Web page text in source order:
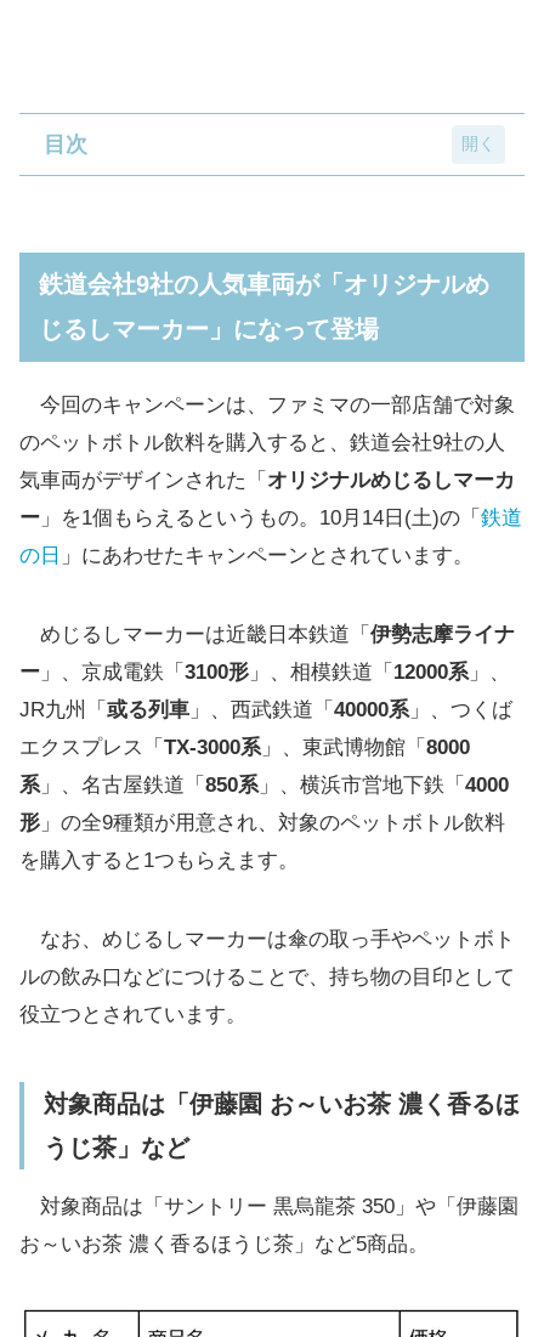
目次
るしマーカー」になって登場
対象商品は「伊藤園 お～いお茶 濃く香るほうじ
茶」など
2023年には「オリジナルLEDキーホルダー」
鉄道会社9社の人気車両が「オリジナルめ
じるしマーカー」になって登場
今回のキャンペーンは、ファミマの一部店舗で対象
のペットボトル飲料を購入すると、鉄道会社9社の人
気車両がデザインされた「 オリジナルめじるしマーカ
ー 」を1個もらえるというもの。10月14日(土)の「 鉄道
の日 」にあわせたキャンペーンとされています。
めじるしマーカーは近畿日本鉄道「 伊勢志摩ライナ
ー 」、京成電鉄「 3100形 」、相模鉄道「 12000系」、
JR九州「 或る列車 」、西武鉄道「 40000系」、つくば
エクスプレス「 TX-3000系」、東武博物館「 8000
系」、名古屋鉄道「 850系」、横浜市営地下鉄「 4000
形 」の全9種類が用意され、対象のペットボトル飲料
を購入すると1つもらえます。
なお、めじるしマーカーは傘の取っ手やペットボト
ルの飲み口などにつけることで、持ち物の目印として
役立つとされています。
対象商品は「伊藤園 お～いお茶 濃く香るほ
うじ茶」など
対象商品は「サントリー 黒烏龍茶 350」や「伊藤園
お～いお茶 濃く香るほうじ茶」など5商品。